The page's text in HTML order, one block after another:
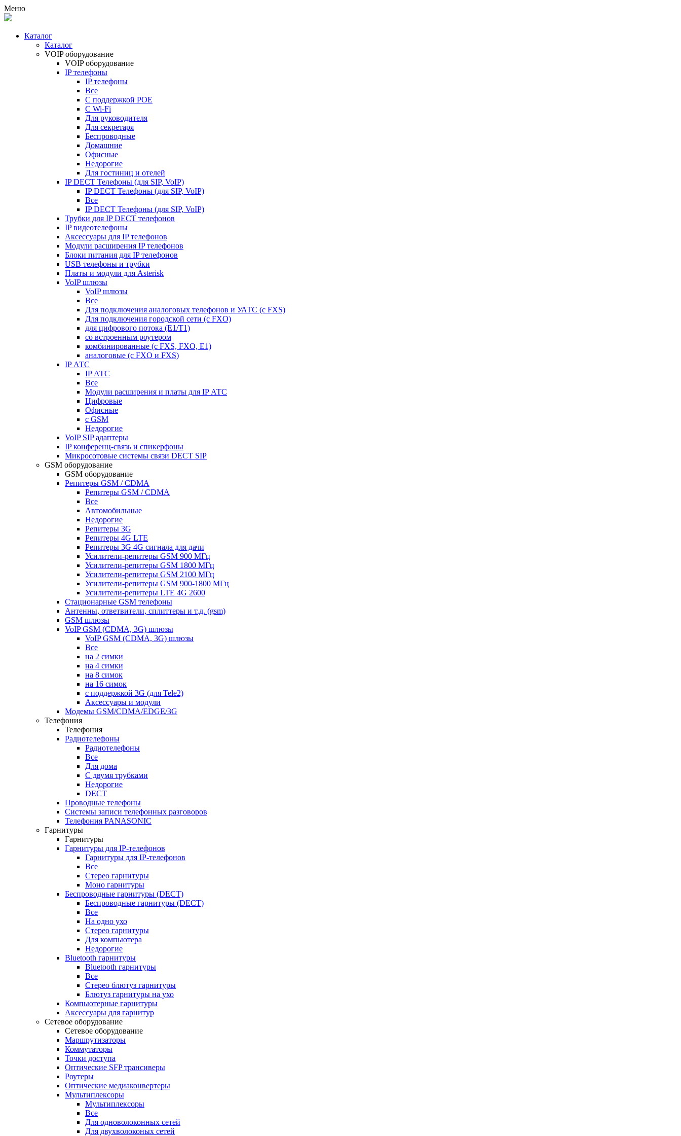
Меню
Каталог
Каталог
VOIP оборудование
VOIP оборудование
IP телефоны
IP телефоны
Все
С поддержкой POE
C Wi-Fi
Для руководителя
Для секретаря
Беспроводные
Домашние
Офисные
Недорогие
Для гостиниц и отелей
IP DECT Телефоны (для SIP, VoIP)
IP DECT Телефоны (для SIP, VoIP)
Все
IP DECT Телефоны (для SIP, VoIP)
Трубки для IP DECT телефонов
IP видеотелефоны
Аксессуары для IP телефонов
Модули расширения IP телефонов
Блоки питания для IP телефонов
USB телефоны и трубки
Платы и модули для Asterisk
VoIP шлюзы
VoIP шлюзы
Все
Для подключения аналоговых телефонов и УАТС (с FXS)
Для подключения городской сети (с FXO)
для цифрового потока (E1/T1)
со встроенным роутером
комбинированные (c FXS, FXO, E1)
аналоговые (с FXO и FXS)
IP АТС
IP АТС
Все
Модули расширения и платы для IP АТС
Цифровые
Офисные
с GSM
Недорогие
VoIP SIP адаптеры
IP конференц-связь и спикерфоны
Микросотовые системы связи DECT SIP
GSM оборудование
GSM оборудование
Репитеры GSM / CDMA
Репитеры GSM / CDMA
Все
Автомобильные
Недорогие
Репитеры 3G
Репитеры 4G LTE
Репитеры 3G 4G сигнала для дачи
Усилители-репитеры GSM 900 МГц
Усилители-репитеры GSM 1800 МГц
Усилители-репитеры GSM 2100 МГц
Усилители-репитеры GSM 900-1800 МГц
Усилители-репитеры LTE 4G 2600
Стационарные GSM телефоны
Антенны, ответвители, сплиттеры и т.д. (gsm)
GSM шлюзы
VoIP GSM (CDMA, 3G) шлюзы
VoIP GSM (CDMA, 3G) шлюзы
Все
на 2 симки
на 4 симки
на 8 симок
на 16 симок
с поддержкой 3G (для Tele2)
Аксессуары и модули
Модемы GSM/CDMA/EDGE/3G
Телефония
Телефония
Радиотелефоны
Радиотелефоны
Все
Для дома
С двумя трубками
Недорогие
DECT
Проводные телефоны
Системы записи телефонных разговоров
Телефония PANASONIC
Гарнитуры
Гарнитуры
Гарнитуры для IP-телефонов
Гарнитуры для IP-телефонов
Все
Стерео гарнитуры
Моно гарнитуры
Беспроводные гарнитуры (DECT)
Беспроводные гарнитуры (DECT)
Все
На одно ухо
Стерео гарнитуры
Для компьютера
Недорогие
Bluetooth гарнитуры
Bluetooth гарнитуры
Все
Стерео блютуз гарнитуры
Блютуз гарнитуры на ухо
Компьютерные гарнитуры
Аксессуары для гарнитур
Сетевое оборудование
Сетевое оборудование
Маршрутизаторы
Коммутаторы
Точки доступа
Оптические SFP трансиверы
Роутеры
Оптические медиаконвертеры
Мультиплексоры
Мультиплексоры
Все
Для одноволоконных сетей
Для двухволоконых сетей